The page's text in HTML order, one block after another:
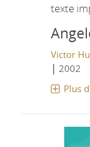
texte
Victor
| 2002
Plus